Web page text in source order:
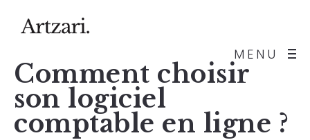
MENU
Comment choisir
son logiciel
comptable en ligne ?